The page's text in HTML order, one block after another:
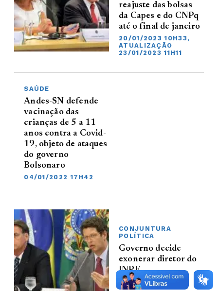
reajuste das bolsas
da Capes e do CNPq
até o final de janeiro
20/01/2023 10H33,
ATUALIZAÇÃO
23/01/2023 11H11
SAÚDE
Andes-SN defende
vacinação das
crianças de 5 a 11
anos contra a Covid-
19, objeto de ataques
do governo
Bolsonaro
04/01/2022 17H42
CONJUNTURA
POLÍTICA
Governo decide
exonerar diretor do
INPE
02/08/2019 17H15